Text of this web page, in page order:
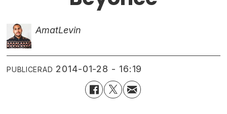
AmatLevin
PUBLICERAD 2014-01-28 - 16:19